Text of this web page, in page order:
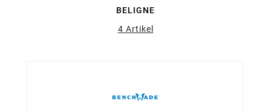
BELIGNE
4 Artikel